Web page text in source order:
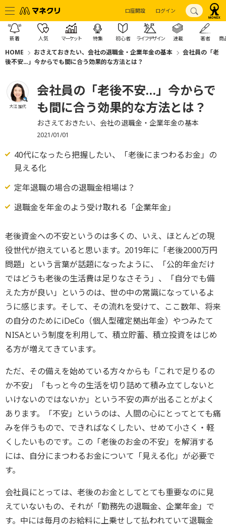
口座開設 ログイン
新着 人気 マーケット 特集 初心者 ライフデザイン 連載 著者 商
HOME おさえておきたい、会社の退職金・企業年金の基本
会社員の「老
後不安…」今からでも間に合う効果的な方法とは？
大江 加代
会社員の「老後不安…」今からで
も間に合う効果的な方法とは？
おさえておきたい、会社の退職金・企業年金の基本
2021/01/01
40代になったら把握したい、「老後にまつわるお金」の
見える化
定年退職の場合の退職金相場は？
退職金を年金のよう受け取れる「企業年金」
老後資金への不安というのは多くの、いえ、ほとんどの現
役世代が抱えていると思います。2019年に「老後2000万円
問題」という言葉が話題になったように、「公的年金だけ
ではどうも老後の生活費は足りなさそう」、「自分でも備
えた方が良い」というのは、世の中の常識になっているよ
うに感じます。そして、その流れを受けて、ここ数年、将来
の自分のためにiDeCo（個人型確定拠出年金）やつみたて
NISAという制度を利用して、積立貯蓄、積立投資をはじめ
る方が増えてきています。
ただ、その備えを始めている方々からも「これで足りるの
か不安」「もっと今の生活を切り詰めて積み立てしないと
いけないのではないか」という不安の声が出ることがよく
あります。「不安」というのは、人間の心にとってとても痛
みを伴うもので、できればなくしたい、せめて小さく・軽
くしたいものです。この「老後のお金の不安」を解消する
には、自分にまつわるお金について「見える化」が必要で
す。
会社員にとっては、老後のお金としてとても重要なのに見
えていないもの、それが「勤務先の退職金、企業年金」で
す。中には毎月のお給料に上乗せして払われていて退職金